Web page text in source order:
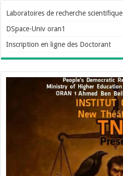
Laboratoires de recherche scientifique
DSpace-Univ oran1
Inscription en ligne des Doctorant